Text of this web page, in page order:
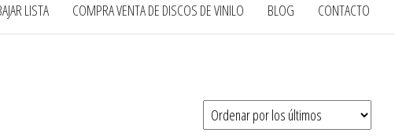
LISTA COMPRA VENTA DE DISCOS DE VINILO BLOG CONTACTO